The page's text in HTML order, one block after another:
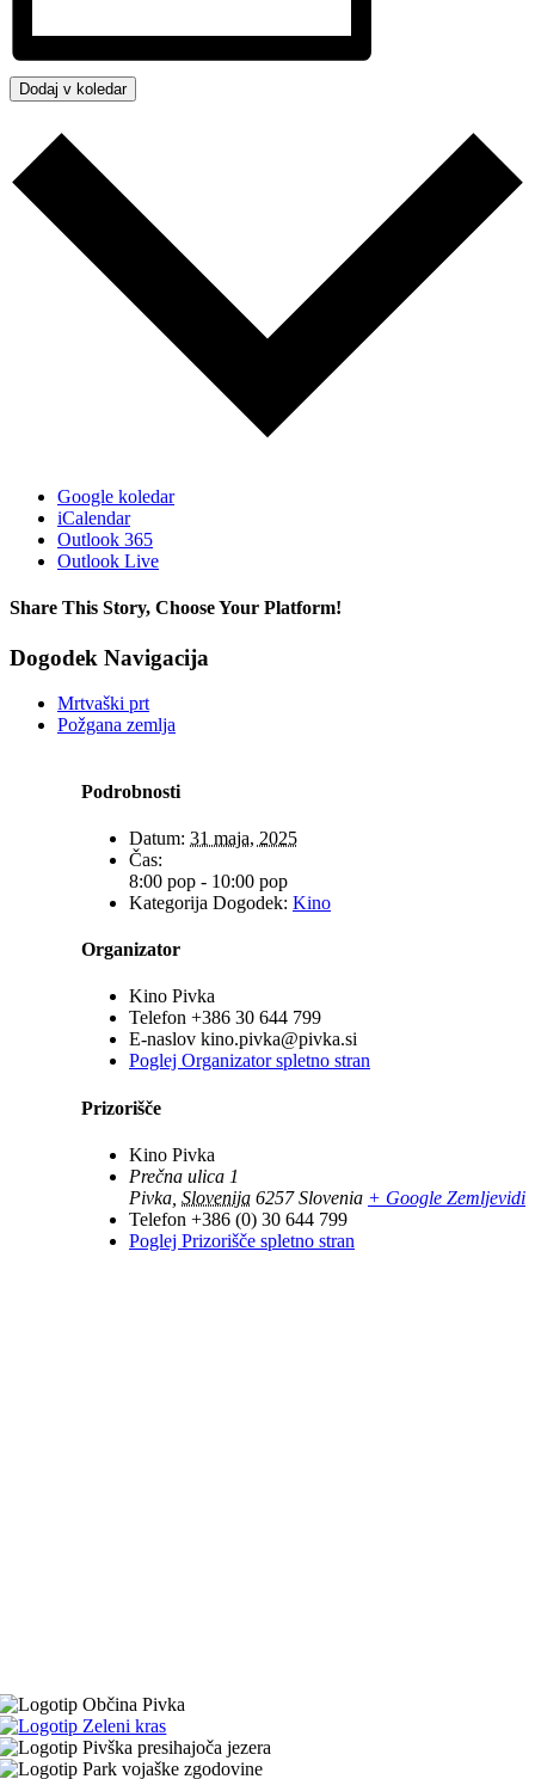
Dodaj v koledar
Google koledar
iCalendar
Outlook 365
Outlook Live
Share This Story, Choose Your Platform!
Facebook
X
Reddit
LinkedIn
WhatsApp
Tumblr
Pinterest
Vk
Xing
Email
Dogodek Navigacija
Mrtvaški prt
Požgana zemlja
Podrobnosti
Datum: 31 maja, 2025
Čas:
8:00 pop - 10:00 pop
Kategorija Dogodek: Kino
Organizator
Kino Pivka
Telefon +386 30 644 799
E-naslov kino.pivka@pivka.si
Poglej Organizator spletno stran
Prizorišče
Kino Pivka
Prečna ulica 1
Pivka Slovenija 6257 Slovenia + Google Zemljevidi
Telefon +386 (0) 30 644 799
Poglej Prizorišče spletno stran